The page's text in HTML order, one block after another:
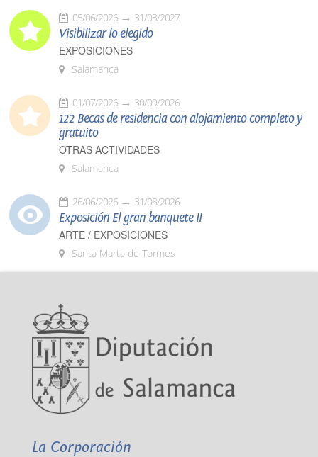
05/06/2026 31/03/2027
Visibilizar lo elegido
EXPOSICIONES
Salamanca
01/07/2026 30/09/2026
122 Becas de residencia con alojamiento completo y
gratuito
OTRAS ACTIVIDADES
Salamanca
26/06/2026 31/08/2026
Exposición El gran banquete II
ARTE / EXPOSICIONES
Santa Marta de Tormes
La Corporación